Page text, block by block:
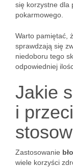
się korzystne dla
pokarmowego.
Warto pamiętać,
sprawdzają się
niedoboru tego
odpowiedniej
Jakie
i
Zastosowanie
wiele korzyści